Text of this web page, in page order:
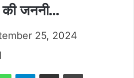
की जननी…
25, 2024
WhatsAppTelegramShare via Email Print